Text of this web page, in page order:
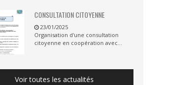
CONSULTATION CITOYENNE
23/01/2025
Organisation d'une consultation
citoyenne en coopération avec...
Voir toutes les actualités